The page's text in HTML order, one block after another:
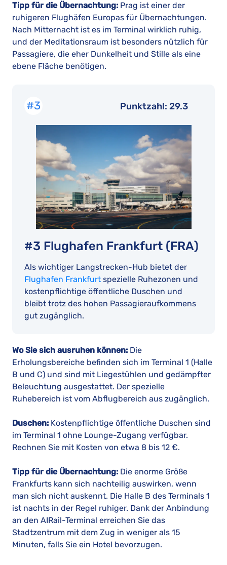
Tipp für die Übernachtung: Prag ist einer der
ruhigeren Flughäfen Europas für Übernachtungen.
Nach Mitternacht ist es im Terminal wirklich ruhig,
und der Meditationsraum ist besonders nützlich für
Passagiere, die eher Dunkelheit und Stille als eine
ebene Fläche benötigen.
#3
#3 Flughafen Frankfurt (FRA)
Als wichtiger Langstrecken-Hub bietet der
Flughafen Frankfurt spezielle Ruhezonen und
kostenpflichtige öffentliche Duschen und
bleibt trotz des hohen Passagieraufkommens
gut zugänglich.
Punktzahl: 29.3
Wo Sie sich ausruhen können: Die
Erholungsbereiche befinden sich im Terminal 1 (Halle
B und C) und sind mit Liegestühlen und gedämpfter
Beleuchtung ausgestattet. Der spezielle
Ruhebereich ist vom Abflugbereich aus zugänglich.
Duschen: Kostenpflichtige öffentliche Duschen sind
im Terminal 1 ohne Lounge-Zugang verfügbar.
Rechnen Sie mit Kosten von etwa 8 bis 12 €.
Tipp für die Übernachtung: Die enorme Größe
Frankfurts kann sich nachteilig auswirken, wenn
man sich nicht auskennt. Die Halle B des Terminals 1
ist nachts in der Regel ruhiger. Dank der Anbindung
an den AIRail-Terminal erreichen Sie das
Stadtzentrum mit dem Zug in weniger als 15
Minuten, falls Sie ein Hotel bevorzugen.